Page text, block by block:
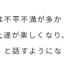
不平不満が多か
が楽しくなり、
と話すようにな